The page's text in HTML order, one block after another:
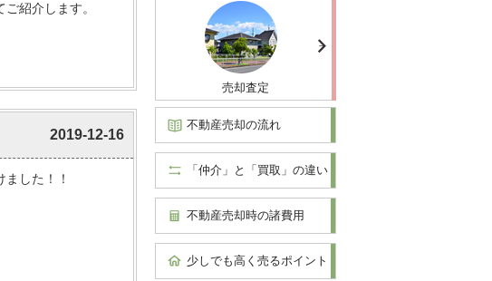
紹介します。
2019-12-16
した！！
売却査定
不動産売却の流れ
「仲介」と「買取」の違い
不動産売却時の諸費用
少しでも高く売るポイント